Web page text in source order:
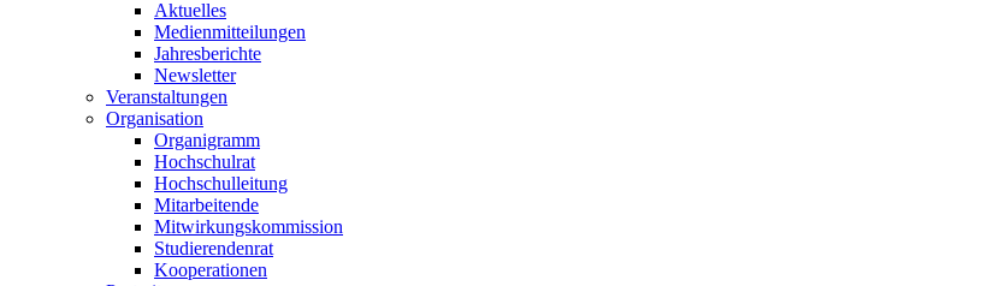
Aktuelles
Medienmitteilungen
Jahresberichte
Newsletter
Veranstaltungen
Organisation
Organigramm
Hochschulrat
Hochschulleitung
Mitarbeitende
Mitwirkungskommission
Studierendenrat
Kooperationen